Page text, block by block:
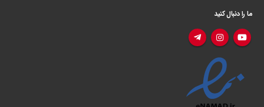
ما را دنبال کنید